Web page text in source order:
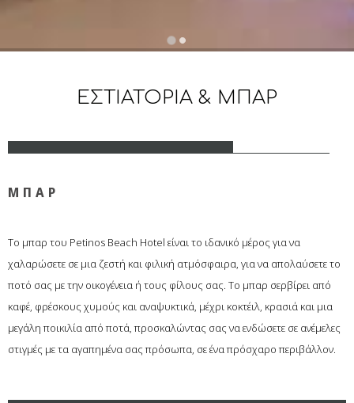
ΕΣΤΙΑΤΟΡΙΑ & ΜΠΑΡ
ΜΠΑΡ
Το μπαρ του Petinos Beach Hotel είναι το ιδανικό μέρος για να
χαλαρώσετε σε μια ζεστή και φιλική ατμόσφαιρα, για να απολαύσετε το
ποτό σας με την οικογένεια ή τους φίλους σας. Το μπαρ σερβίρει από
καφέ, φρέσκους χυμούς και αναψυκτικά, μέχρι κοκτέιλ, κρασιά και μια
μεγάλη ποικιλία από ποτά, προσκαλώντας σας να ενδώσετε σε ανέμελες
στιγμές με τα αγαπημένα σας πρόσωπα, σε ένα πρόσχαρο περιβάλλον.